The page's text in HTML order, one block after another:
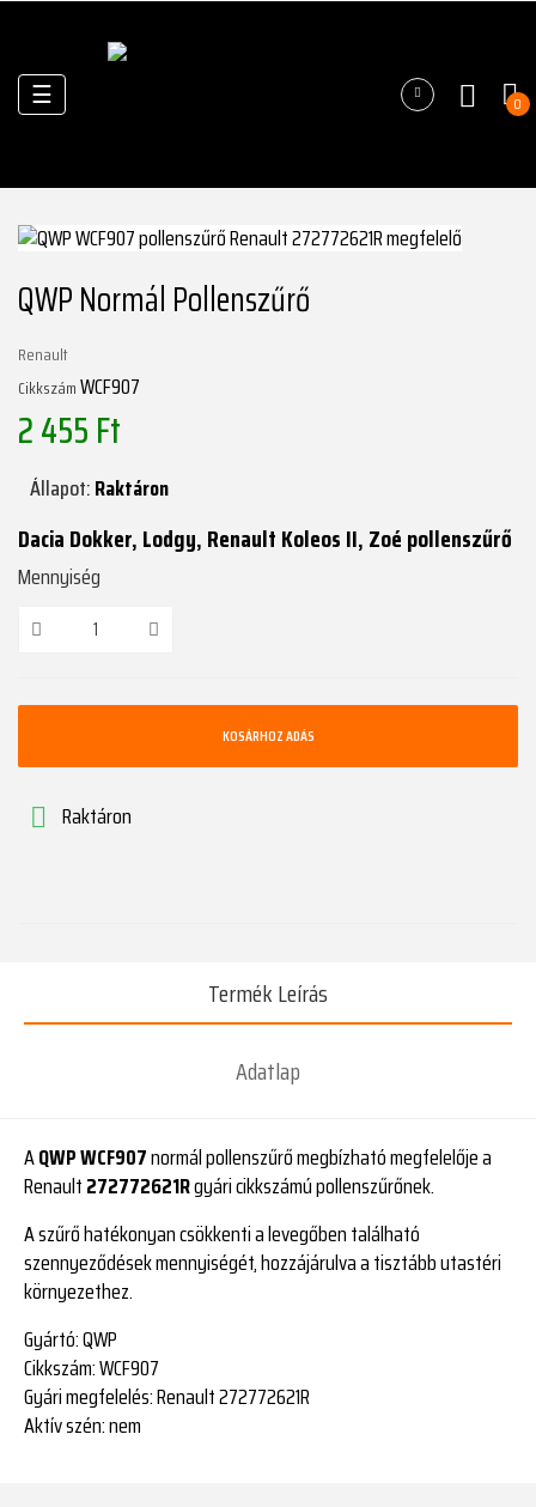
Váltás
a
☰ 0
QWP Normál Pollenszűrő
Renault
CikkszámWCF907
2 455 Ft
Állapot:Raktáron
Dacia Dokker, Lodgy, Renault Koleos II, Zoé pollenszűrő
Mennyiség
KOSÁRHOZ ADÁS
 Raktáron
Termék Leírás
Adatlap
AQWP WCF907normál pollenszűrő megbízható megfelelője a
Renault272772621Rgyári cikkszámú pollenszűrőnek.
A szűrő hatékonyan csökkenti a levegőben található
szennyeződések mennyiségét, hozzájárulva a tisztább utastéri
környezethez.
Gyártó:QWP
Cikkszám:WCF907
Gyári megfelelés:Renault 272772621R
Aktív szén:nem